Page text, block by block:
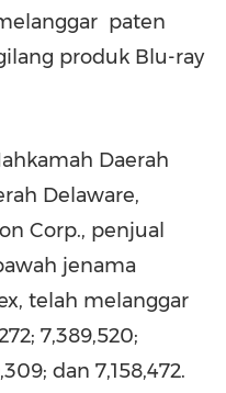
paten
produk Blu-ray
Daerah
Delaware,
Corp., penjual
jenama
telah melanggar
7,389,520;
dan 7,158,472.